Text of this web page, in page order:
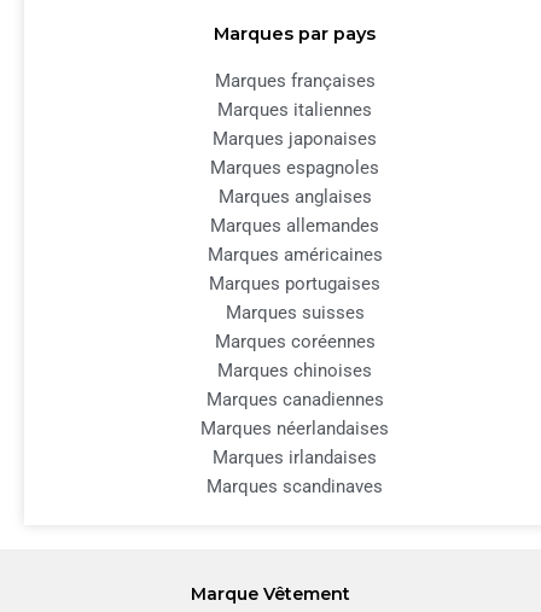
Marques par pays
Marques françaises
Marques italiennes
Marques japonaises
Marques espagnoles
Marques anglaises
Marques allemandes
Marques américaines
Marques portugaises
Marques suisses
Marques coréennes
Marques chinoises
Marques canadiennes
Marques néerlandaises
Marques irlandaises
Marques scandinaves
Marque Vêtement